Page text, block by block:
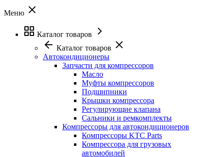
Меню
Каталог товаров
Каталог товаров
Автокондиционеры
Запчасти для компрессоров
Масло
Муфты компрессоров
Подшипники
Крышки компрессора
Регулирующие клапана
Сальники и ремкомплекты
Компрессоры для автокондиционеров
Компрессоры KTC Parts
Компрессора для грузовых
автомобилей